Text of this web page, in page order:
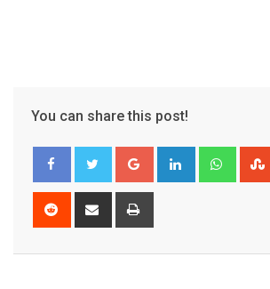
You can share this post!
Google+ LinkedIn
Reddit
Share